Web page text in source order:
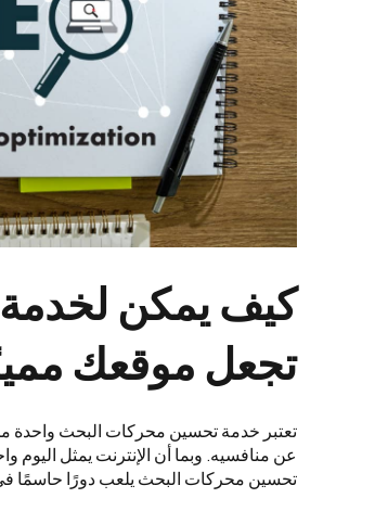
كيف يمكن
تجعل موقعك
تعتبر خدمة تحسين محركات البحث واحدة من
عن منافسيه. وبما أن الإنترنت يمثل
تحسين محركات البحث يلعب دورًا حاسمًا في